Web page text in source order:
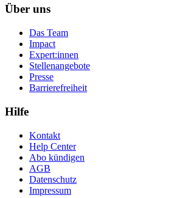
Über uns
Das Team
Impact
Expert:innen
Stellenangebote
Presse
Barrierefreiheit
Hilfe
Kontakt
Help Center
Abo kündigen
AGB
Datenschutz
Impressum